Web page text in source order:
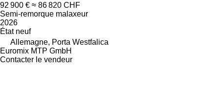
92 900 € ≈ 86 820 CHF
Semi-remorque malaxeur
2026
Étatneuf
Allemagne, Porta Westfalica
Euromix MTP GmbH
Contacter le vendeur